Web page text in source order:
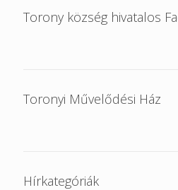
Torony község hivatalos
Toronyi Művelődési Ház
Hírkategóriák